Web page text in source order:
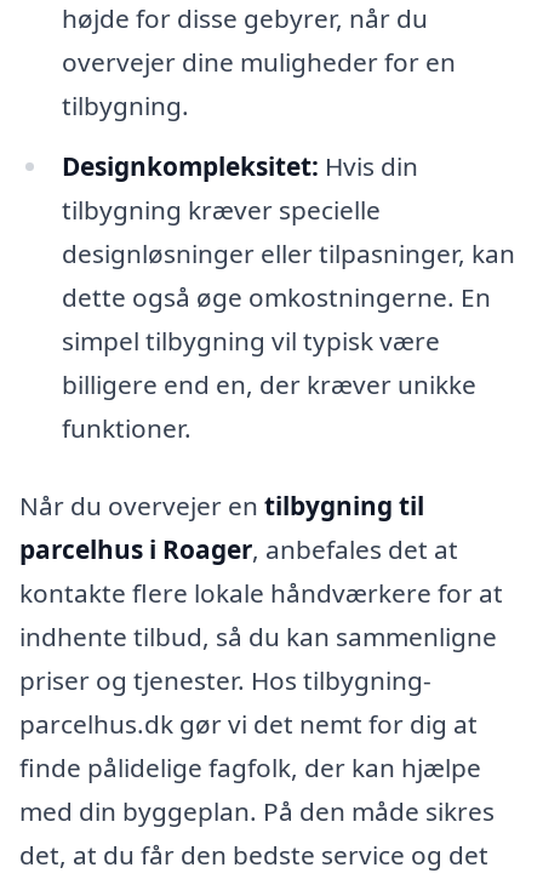
højde for disse gebyrer, når du
overvejer dine muligheder for en
tilbygning.
Designkompleksitet: Hvis din
tilbygning kræver specielle
designløsninger eller tilpasninger, kan
dette også øge omkostningerne. En
simpel tilbygning vil typisk være
billigere end en, der kræver unikke
funktioner.
Når du overvejer en tilbygning til
parcelhus i Roager, anbefales det at
kontakte flere lokale håndværkere for at
indhente tilbud, så du kan sammenligne
priser og tjenester. Hos tilbygning-
parcelhus.dk gør vi det nemt for dig at
finde pålidelige fagfolk, der kan hjælpe
med din byggeplan. På den måde sikres
det, at du får den bedste service og det